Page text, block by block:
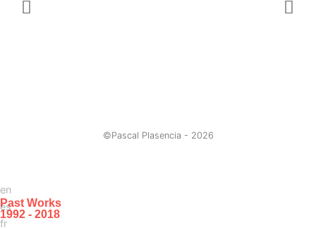
©Pascal Plasencia - 2026
en
es
fr
Past Works
1992 - 2018